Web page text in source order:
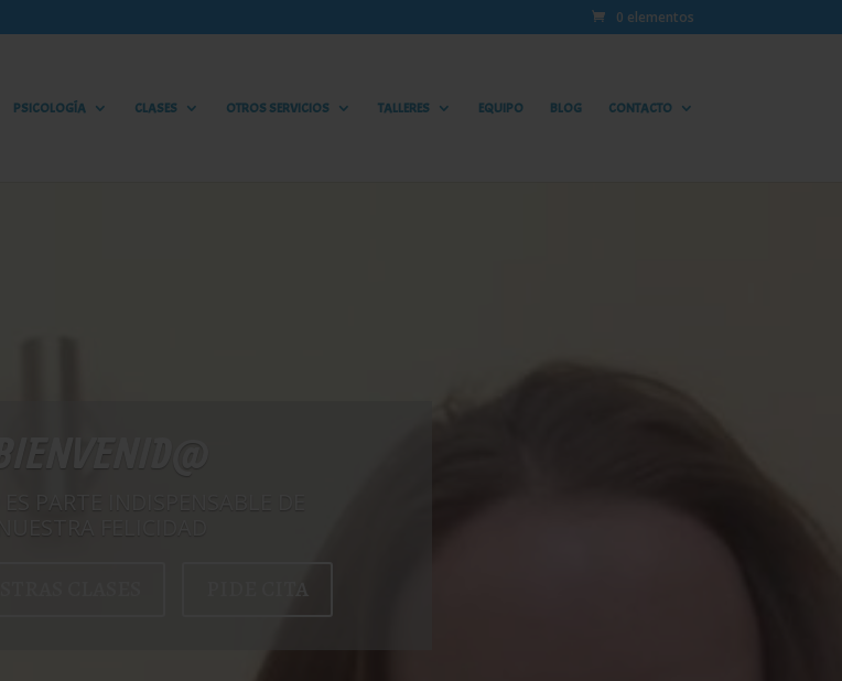
0 elementos
PSICOLOGÍA CLASES OTROS SERVICIOS TALLERES EQUIPO BLOG CONTACTO
BIENVENID@